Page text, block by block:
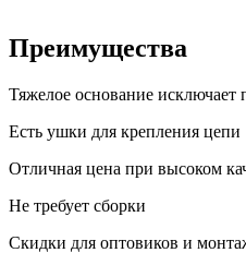
Преимущества
Тяжелое основание исключает
Есть ушки для крепления цепи
Отличная цена при высоком
Не требует сборки
Скидки для оптовиков и